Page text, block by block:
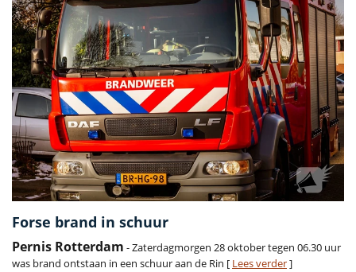
Forse brand in schuur
Pernis Rotterdam - Zaterdagmorgen 28 oktober tegen 06.30 uur
was brand ontstaan in een schuur aan de Rin [ Lees verder]